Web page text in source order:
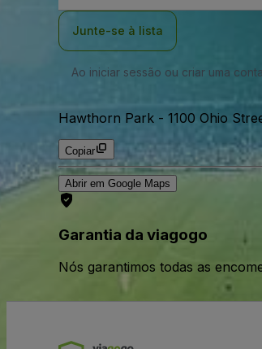
Junte-se à lista
Ao iniciar sessão ou criar uma
Hawthorn Park - 1100 Ohio
Copiar
Abrir em Google Maps
Garantia da viagogo
Nós garantimos todas as